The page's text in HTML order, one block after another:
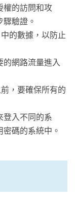
權的訪問和攻
驗證。
的數據，以防止
的網路流量進入
，要確保所有的
登入不同的系
碼的系統中。